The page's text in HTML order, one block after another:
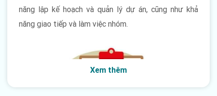
năng lập kế hoạch và quản lý dự án, cũng như khả
năng giao tiếp và làm việc nhóm.
Xem thêm